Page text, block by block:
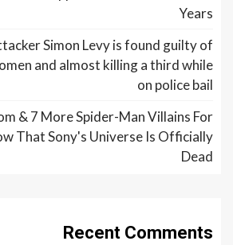
Years
Simon Levy is found guilty of
and almost killing a third while
on police bail
& 7 More Spider-Man Villains For
That Sony's Universe Is Officially
Dead
Recent Comments